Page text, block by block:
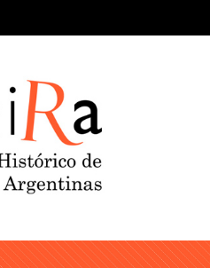
content